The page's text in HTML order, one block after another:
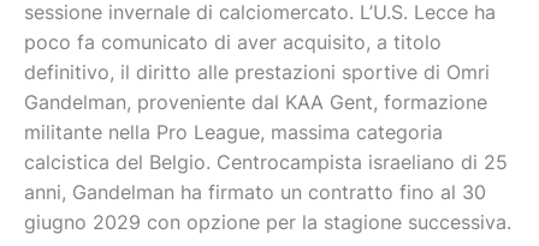
sessione invernale di calciomercato. L’U.S. Lecce ha
poco fa comunicato di aver acquisito, a titolo
definitivo, il diritto alle prestazioni sportive di Omri
Gandelman, proveniente dal KAA Gent, formazione
militante nella Pro League, massima categoria
calcistica del Belgio. Centrocampista israeliano di 25
anni, Gandelman ha firmato un contratto fino al 30
giugno 2029 con opzione per la stagione successiva.